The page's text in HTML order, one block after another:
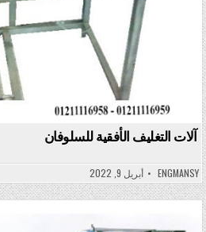
آلات التغليف الأفقية للسلوفان
ENGMANSY أبريل 9, 2022